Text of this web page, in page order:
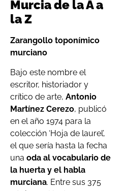
Murcia de la A a
la Z
Zarangollo toponímico
murciano
Bajo este nombre el
escritor, historiador y
crítico de arte, Antonio
Martínez Cerezo, publicó
en el año 1974 para la
colección ‘Hoja de laurel’,
el que sería hasta la fecha
una oda al vocabulario de
la huerta y el habla
murciana. Entre sus 375